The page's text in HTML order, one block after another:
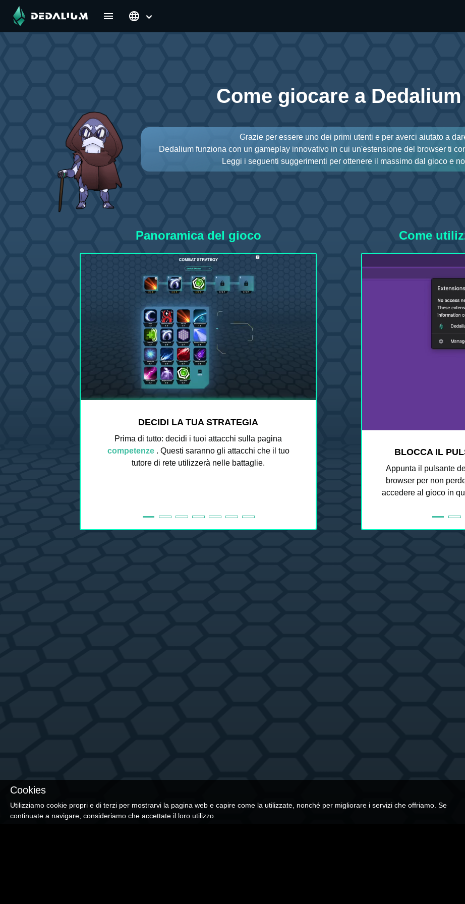
Come giocare a Dedalium
Grazie per essere uno dei primi utenti e per averci aiutato a
Dedalium funziona con un gameplay innovativo in cui un'estensione del browser ti
Leggi i seguenti suggerimenti per ottenere il massimo dal gioco e
Panoramica del gioco
DECIDI LA TUA STRATEGIA
Prima di tutto: decidi i tuoi attacchi sulla pagina
competenze . Questi saranno gli attacchi che il tuo
tutore di rete utilizzerà nelle battaglie.
Come
BLOCCA IL
Appunta il pulsante
browser per non
accedere al gioco in
Cookies
Utilizziamo cookie propri e di terzi per mostrarvi la pagina web e capire come la utilizzate, nonché per migliorare i servizi che offriamo. Se
continuate a navigare, consideriamo che accettate il loro utilizzo.